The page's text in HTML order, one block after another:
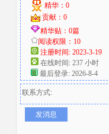
精华：0
贡献：0
精华贴：0篇
阅读权限：10
注册时间: 2023-3-19
在线时间: 237 小时
最后登录: 2026-8-4
联系方式:
发消息